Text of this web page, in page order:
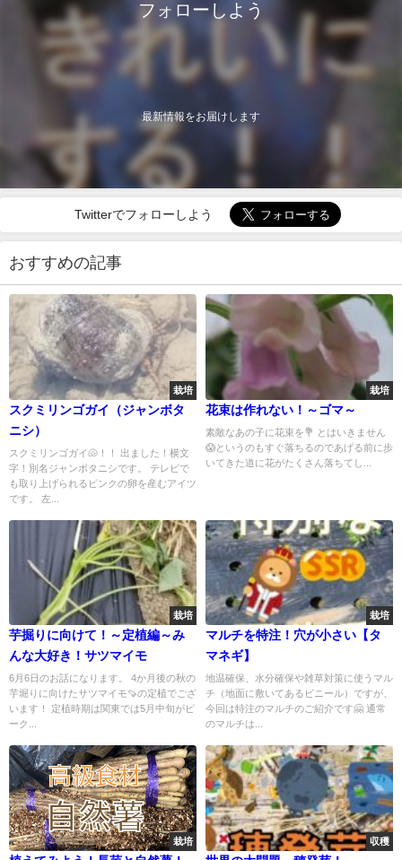
フォローしよう
最新情報をお届けします
Twitterでフォローしよう
おすすめの記事
栽培
スクミリンゴガイ（ジャンボタ
ニシ）
スクミリンゴガイ🐚！！ 出ました！横文
字！別名ジャンボタニシです。 テレビで
も取り上げられるピンクの卵を産むアイツ
です。 左...
栽培
花束は作れない！～ゴマ～
素敵なあの子に花束を💐 とはいきません
😱というのもすぐ落ちるのであげる前に歩
いてきた道に花がたくさん落ちてし...
栽培
芋掘りに向けて！～定植編～み
んな大好き！サツマイモ
6月6日のお話になります。 4か月後の秋の
芋堀りに向けたサツマイモ🍠の定植でござ
います！ 定植時期は関東では5月中旬がピ
ーク...
栽培
マルチを特注！穴が小さい【タ
マネギ】
地温確保、水分確保や雑草対策に使うマル
チ（地面に敷いてあるビニール）ですが、
今回は特注のマルチのご紹介です🤗 通常
のマルチは...
栽培 収穫